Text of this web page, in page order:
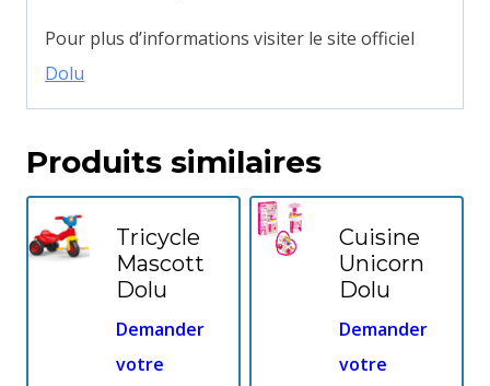
Pour plus d’informations visiter le site officiel
Dolu
Produits similaires
Tricycle
Mascott
Dolu
Demander
votre
Cuisine
Unicorn
Dolu
Demander
votre